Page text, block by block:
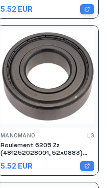
Lave-linge Crystal, General
Electric, Baumatic, Ariston
Hotpoint, Markling, Miele Lg
Gorenge, Impala, De Dietrich,
Edesa, Listo, Vedette, Ardo,
Domeos, Frig
5.52 EUR
MANOMANO LG
Roulement 6205 Zz
(481252028001, 52x0883)
Lave-linge Crystal, General
Electric, Baumatic, Ariston
Hotpoint, Markling, Miele Lg
Gorenge, Impala, De Dietrich,
5.52 EUR